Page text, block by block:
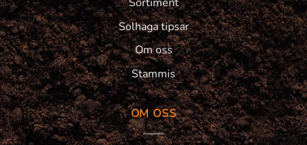
Solhaga tipsar
Om oss
Stammis
OM OSS